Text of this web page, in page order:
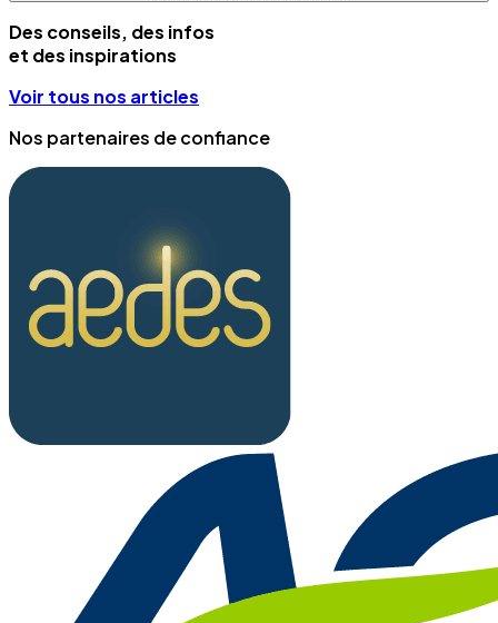
Des conseils, des infos
et des inspirations
Voir tous nos articles
Nos partenaires de confiance